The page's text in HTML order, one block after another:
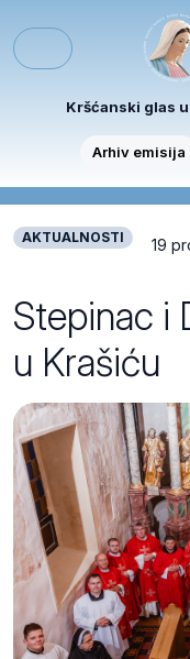
Menu
Kršćanski glas
Arhiv emisija
AKTUALNOSTI 19
Stepinac i
u Krašiću